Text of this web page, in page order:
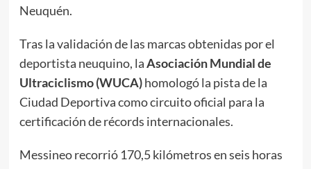
Neuquén.
Tras la validación de las marcas obtenidas por el
deportista neuquino, laAsociación Mundial de
Ultraciclismo (WUCA)homologó la pista de la
Ciudad Deportiva como circuito oficial para la
certificación de récords internacionales.
Messineo recorrió 170,5 kilómetros en seis horas